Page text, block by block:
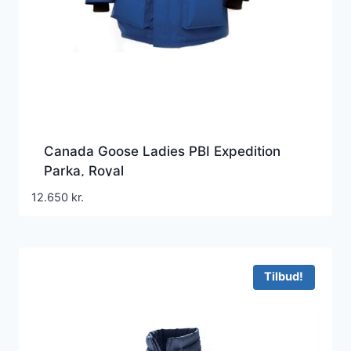
Canada Goose Ladies PBI Expedition
Parka, Royal
12.650 kr.
Tilbud!